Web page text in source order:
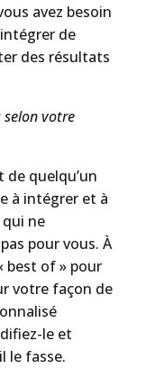
avez besoin
de
des résultats
selon votre
quelqu’un
à intégrer et à
ne
pour vous. À
best of » pour
votre façon de
le et
le fasse.